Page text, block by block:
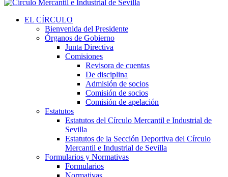
EL CÍRCULO
Bienvenida del Presidente
Órganos de Gobierno
Junta Directiva
Comisiones
Revisora de cuentas
De disciplina
Admisión de socios
Comisión de socios
Comisión de apelación
Estatutos
Estatutos del Círculo Mercantil e Industrial de
Sevilla
Estatutos de la Sección Deportiva del Círculo
Mercantil e Industrial de Sevilla
Formularios y Normativas
Formularios
Normativas